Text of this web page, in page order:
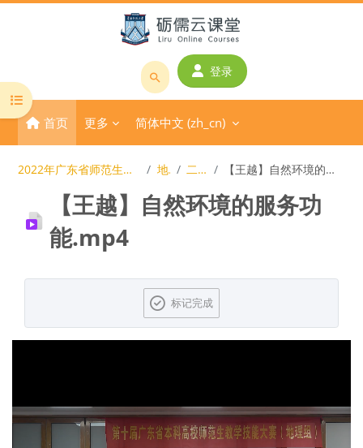
搜
课
程
或
师
登录
首页 更多 简体中文 ‎(zh_cn)‎
打开课程索引
2022年广东省师范生教学技能大赛 地理 二等奖 【王越】自然环境的服务功能.mp4
【王越】自然环境的服务功
能.mp4
标记完成